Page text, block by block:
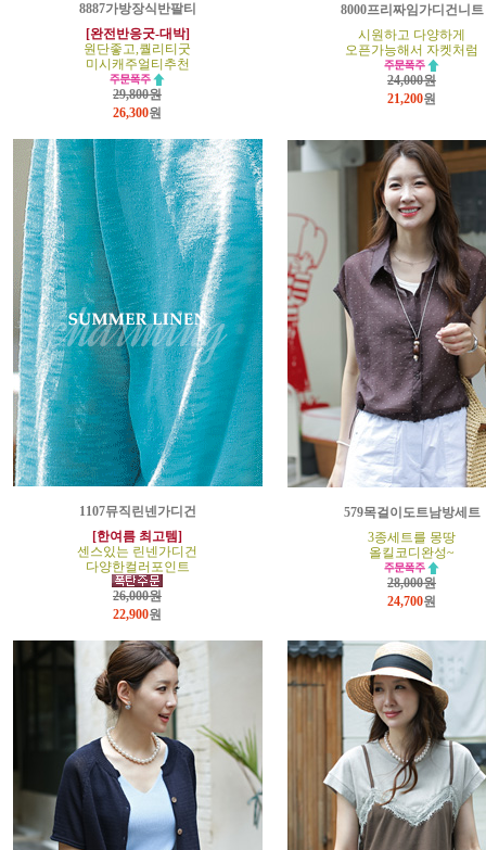
8887가방장식반팔티
[완전반응굿-대박]
원단좋고,퀄리티굿
미시캐주얼티추천
29,800원
26,300원
8000프리짜임가디건니트
시원하고 다양하게
오픈가능해서 자켓처럼
24,000원
21,200원
1107뮤직린넨가디건
[한여름 최고템]
센스있는 린넨가디건
다양한컬러포인트
26,000원
22,900원
579목걸이도트남방세트
3종세트를 몽땅
올킬코디완성~
28,000원
24,700원